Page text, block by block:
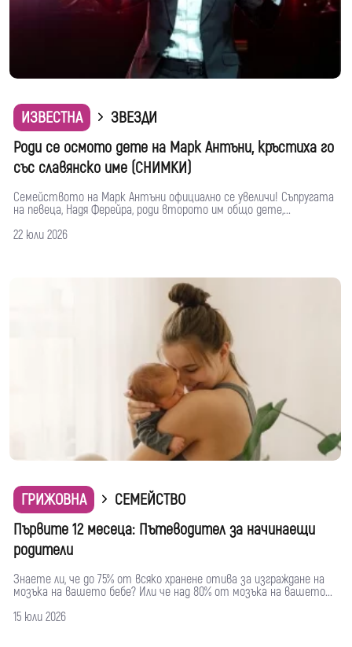
ИЗВЕСТНА
ЗВЕЗДИ
Роди се осмото дете на Марк Антъни, кръстиха го
със славянско име (СНИМКИ)
Семейството на Марк Антъни официално се увеличи! Съпругата
на певеца, Надя Ферейра, роди второто им общо дете,...
22 юли 2026
ГРИЖОВНА
СЕМЕЙСТВО
Първите 12 месеца: Пътеводител за начинаещи
родители
Знаете ли, че до 75% от всяко хранене отива за изграждане на
мозъка на вашето бебе? Или че над 80% от мозъка на вашето...
15 юли 2026